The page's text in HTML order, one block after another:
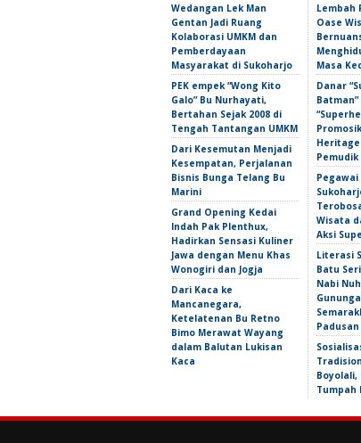
Wedangan Lek Man
Gentan Jadi Ruang
Kolaborasi UMKM dan
Pemberdayaan
Masyarakat di Sukoharjo
PEK empek “Wong Kito
Galo” Bu Nurhayati,
Bertahan Sejak 2008 di
Tengah Tantangan UMKM
Dari Kesemutan Menjadi
Kesempatan, Perjalanan
Bisnis Bunga Telang Bu
Marini
Grand Opening Kedai
Indah Pak Plenthux,
Hadirkan Sensasi Kuliner
Jawa dengan Menu Khas
Wonogiri dan Jogja
Dari Kaca ke
Mancanegara,
Ketelatenan Bu Retno
Bimo Merawat Wayang
dalam Balutan Lukisan
Kaca
Lembah
Oase
Masa
Danar
Pegawai
Wisata
Aksi
Literasi
Batu
Nabi
Boyolali,
Tumpah